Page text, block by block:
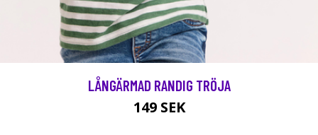
LÅNGÄRMAD RANDIG TRÖJA
149 SEK